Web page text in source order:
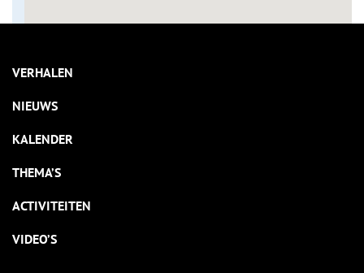
VERHALEN
NIEUWS
KALENDER
THEMA’S
ACTIVITEITEN
VIDEO’S